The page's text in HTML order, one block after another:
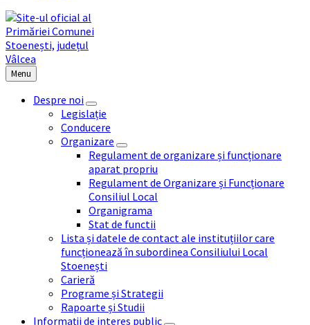
Menu
Despre noi
Legislație
Conducere
Organizare
Regulament de organizare și funcționare
aparat propriu
Regulament de Organizare și Funcționare
Consiliul Local
Organigrama
Stat de functii
Lista și datele de contact ale instituțiilor care
funcționează în subordinea Consiliului Local
Stoenești
Carieră
Programe și Strategii
Rapoarte și Studii
Informații de interes public